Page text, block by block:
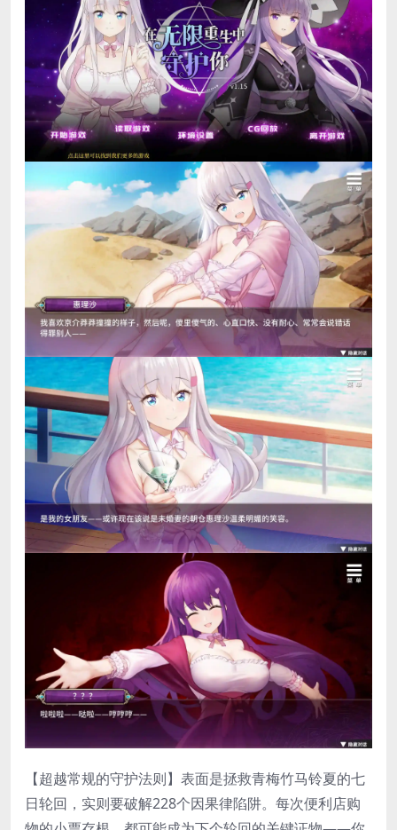
【超越常规的守护法则】表面是拯救青梅竹马铃夏的七
日轮回，实则要破解228个因果律陷阱。每次便利店购